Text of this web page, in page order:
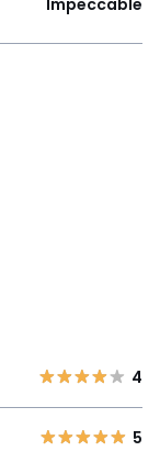
Impeccable
4
5